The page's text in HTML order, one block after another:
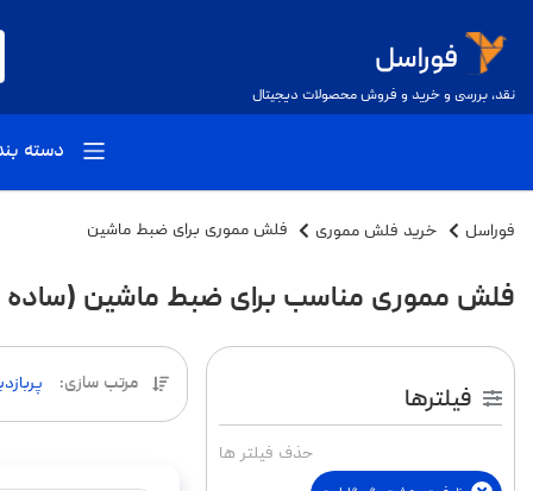
نقد، بررسی و خرید و فروش محصولات دیجیتال
دسته
فوراسل خرید فلش مموری فلش مموری برای ضبط ماشین
فلش مموری مناسب برای ضبط ماشین (ساده
فیلترها
حذف فیلتر ها
مرتب سازی: